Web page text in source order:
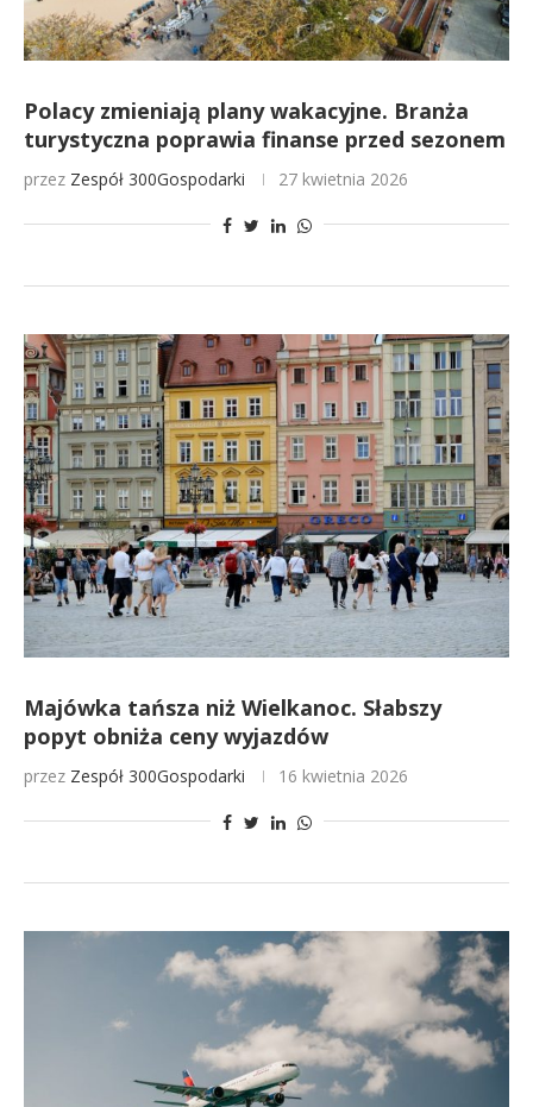
Polacy zmieniają plany wakacyjne. Branża
turystyczna poprawia finanse przed sezonem
przez Zespół 300Gospodarki 27 kwietnia 2026
Majówka tańsza niż Wielkanoc. Słabszy
popyt obniża ceny wyjazdów
przez Zespół 300Gospodarki 16 kwietnia 2026